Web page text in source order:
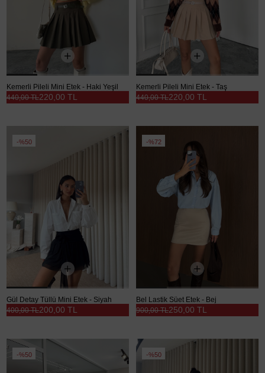
Kemerli Pileli Mini Etek - Haki Yeşil
220,00 TL
440,00 TL
Kemerli Pileli Mini Etek - Taş
220,00 TL
440,00 TL
%50
Gül Detay Tüllü Mini Etek - Siyah
200,00 TL
400,00 TL
%72
Bel Lastik Süet Etek - Bej
250,00 TL
900,00 TL
%50 %50